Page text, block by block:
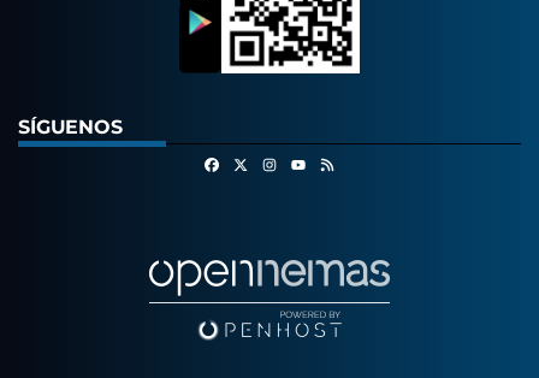
SÍGUENOS
FacebookInstagram